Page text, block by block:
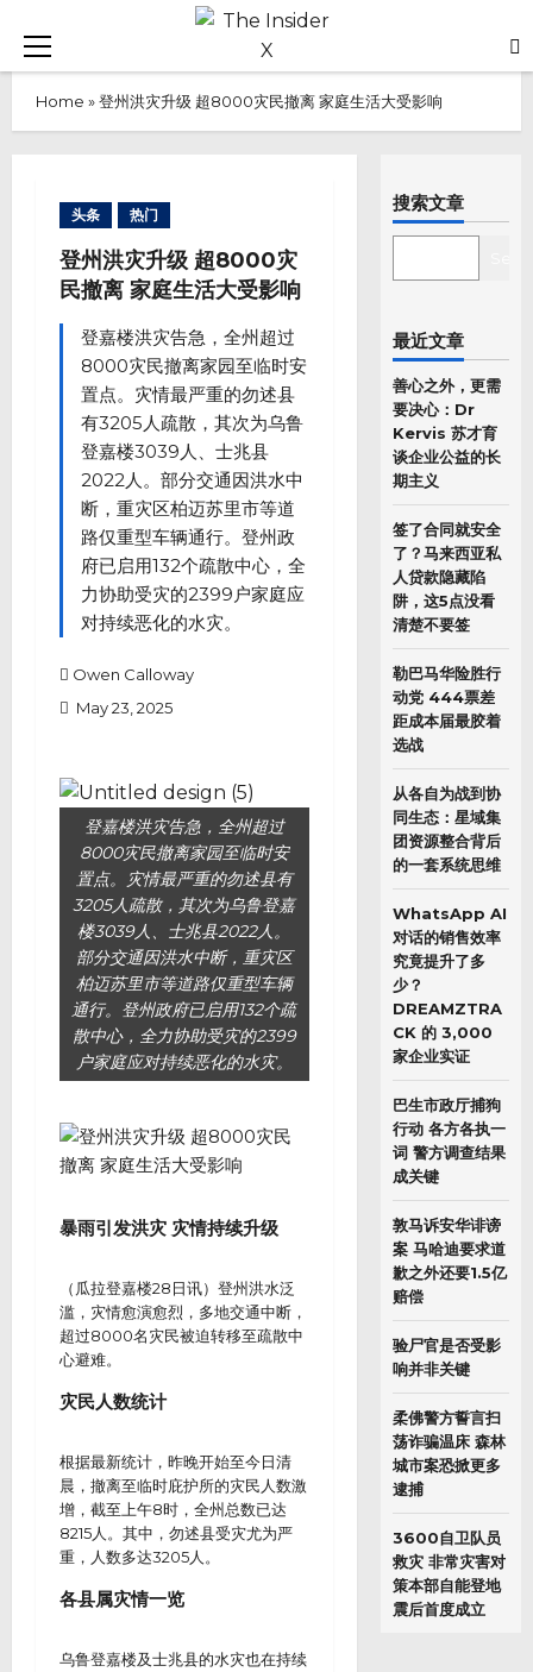
content
Primary
Home »登州洪灾升级 超8000灾民撤离 家庭生活大受影响
头条 热门
登州洪灾升级 超8000灾
民撤离 家庭生活大受影响
登嘉楼洪灾告急，全州超过
8000灾民撤离家园至临时安
置点。灾情最严重的勿述县
有3205人疏散，其次为乌鲁
登嘉楼3039人、士兆县
2022人。部分交通因洪水中
断，重灾区柏迈苏里市等道
路仅重型车辆通行。登州政
府已启用132个疏散中心，全
力协助受灾的2399户家庭应
对持续恶化的水灾。
Owen Calloway
May 23, 2025
登嘉楼洪灾告急，全州超过
8000灾民撤离家园至临时安
置点。灾情最严重的勿述县有
3205人疏散，其次为乌鲁登嘉
楼3039人、士兆县2022人。
部分交通因洪水中断，重灾区
柏迈苏里市等道路仅重型车辆
通行。登州政府已启用132个疏
散中心，全力协助受灾的2399
户家庭应对持续恶化的水灾。
暴雨引发洪灾 灾情持续升级
（瓜拉登嘉楼28日讯）登州洪水泛
滥，灾情愈演愈烈，多地交通中断，
超过8000名灾民被迫转移至疏散中
心避难。
灾民人数统计
根据最新统计，昨晚开始至今日清
晨，撤离至临时庇护所的灾民人数激
增，截至上午8时，全州总数已达
8215人。其中，勿述县受灾尤为严
重，人数多达3205人。
各县属灾情一览
乌鲁登嘉楼及士兆县的水灾也在持续
搜索文章
最近文章
善心之外，更需
要决心：Dr
Kervis 苏才育
谈企业公益的长
期主义
签了合同就安全
了？马来西亚私
人贷款隐藏陷
阱，这5点没看
清楚不要签
勒巴马华险胜行
动党 444票差
距成本届最胶着
选战
从各自为战到协
同生态：星域集
团资源整合背后
的一套系统思维
WhatsApp AI
对话的销售效率
究竟提升了多
少？
DREAMZTRA
CK 的 3,000
家企业实证
巴生市政厅捕狗
行动 各方各执一
词 警方调查结果
成关键
敦马诉安华诽谤
案 马哈迪要求道
歉之外还要1.5亿
赔偿
验尸官是否受影
响并非关键
柔佛警方誓言扫
荡诈骗温床 森林
城市案恐掀更多
逮捕
3600自卫队员
救灾 非常灾害对
策本部自能登地
震后首度成立